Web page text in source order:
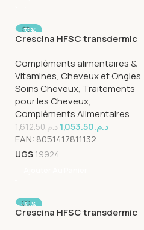
,
-35%
Crescina HFSC transdermic
Compléments alimentaires &
Vitamines, Cheveux et Ongles,
Soins Cheveux, Traitements
pour les Cheveux,
Compléments Alimentaires
د.م.1,612.50 د.م.1,053.50
EAN: 8051417811132
UGS 19924
-35%
Crescina HFSC transdermic